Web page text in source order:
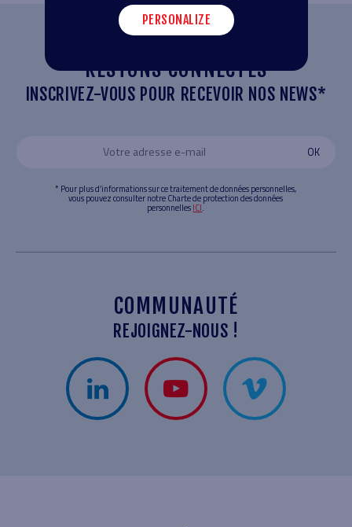
RESTONS CONNECTÉS
INSCRIVEZ-VOUS POUR RECEVOIR NOS NEWS*
* Pour plus d’informations sur ce traitement de données personnelles,
vous pouvez consulter notre Charte de protection des données
personnellesICI.
COMMUNAUTÉ
REJOIGNEZ-NOUS !
PERSONALIZE